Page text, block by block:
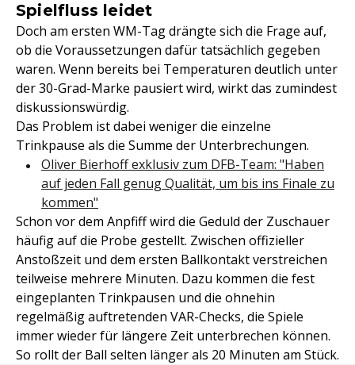
Spielfluss leidet
Doch am ersten WM-Tag drängte sich die Frage auf,
ob die Voraussetzungen dafür tatsächlich gegeben
waren. Wenn bereits bei Temperaturen deutlich unter
der 30-Grad-Marke pausiert wird, wirkt das zumindest
diskussionswürdig.
Das Problem ist dabei weniger die einzelne
Trinkpause als die Summe der Unterbrechungen.
Oliver Bierhoff exklusiv zum DFB-Team: "Haben
auf jeden Fall genug Qualität, um bis ins Finale zu
kommen"
Schon vor dem Anpfiff wird die Geduld der Zuschauer
häufig auf die Probe gestellt. Zwischen offizieller
Anstoßzeit und dem ersten Ballkontakt verstreichen
teilweise mehrere Minuten. Dazu kommen die fest
eingeplanten Trinkpausen und die ohnehin
regelmäßig auftretenden VAR-Checks, die Spiele
immer wieder für längere Zeit unterbrechen können.
So rollt der Ball selten länger als 20 Minuten am Stück.